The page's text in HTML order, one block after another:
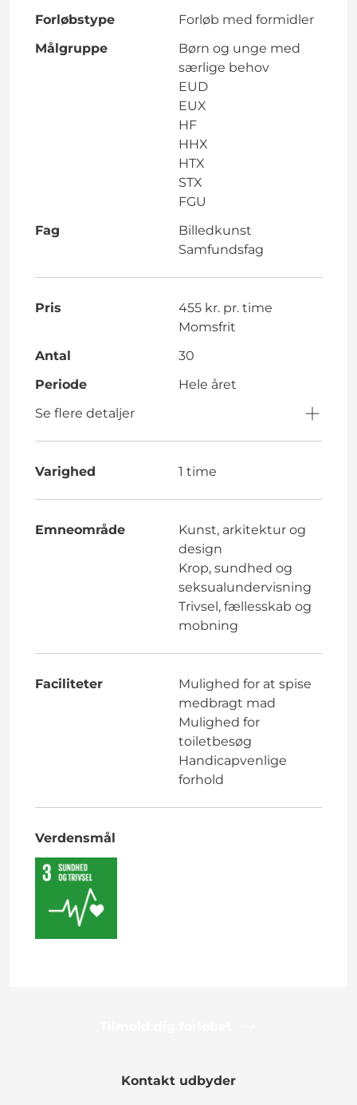
Forløbstype
Forløb med formidler
Målgruppe
Børn og unge med
særlige behov
EUD
EUX
HF
HHX
HTX
STX
FGU
Fag
Billedkunst
Samfundsfag
Pris
455 kr. pr. time
Momsfrit
Antal
30
Periode
Hele året
Se flere detaljer
Varighed 1 time
Emneområde
Kunst, arkitektur og
design
Krop, sundhed og
seksualundervisning
Trivsel, fællesskab og
mobning
Faciliteter
Mulighed for at spise
medbragt mad
Mulighed for
toiletbesøg
Handicapvenlige
forhold
Verdensmål
Kontakt udbyder